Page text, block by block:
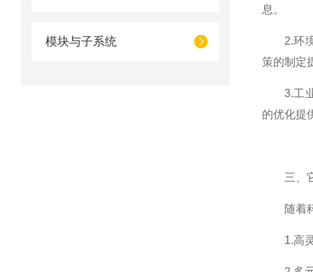
模块与子系统
息。
2.环境
策的制定
3.工业
的优化提
三、它
随着科
1.高灵